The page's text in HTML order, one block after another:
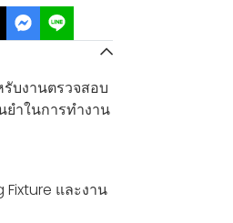
รับงานตรวจสอบ
ำในการทำงาน
Fixture และงาน